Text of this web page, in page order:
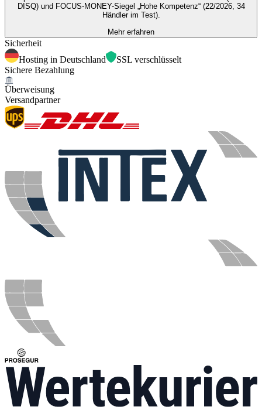
DISQ) und FOCUS-MONEY-Siegel „Hohe Kompetenz“ (22/2026, 34
Händler im Test).
Mehr erfahren
Sicherheit
Hosting in Deutschland
SSL verschlüsselt
Sichere Bezahlung
Überweisung
Versandpartner